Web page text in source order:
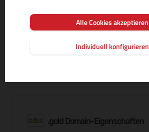
Alle Cookies akzeptieren
Individuell konfigurieren
MEHR INFOS ZUR DOMAIN-ENDUNG
.gold Domain-Eigenschaften